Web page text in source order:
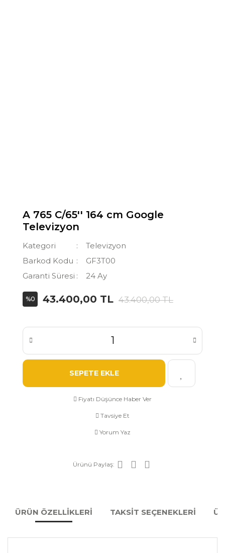
A 765 C/65'' 164 cm Google
Televizyon
Kategori
Televizyon
Barkod Kodu
GF3T00
Garanti Süresi
24 Ay
%0 43.400,00 TL 43.400,00 TL
SEPETE EKLE
Fiyatı Düşünce Haber Ver
Tavsiye Et
Yorum Yaz
Ürünü Paylaş:
ÜRÜN ÖZELLİKLERİ TAKSİT SEÇENEKLERİ